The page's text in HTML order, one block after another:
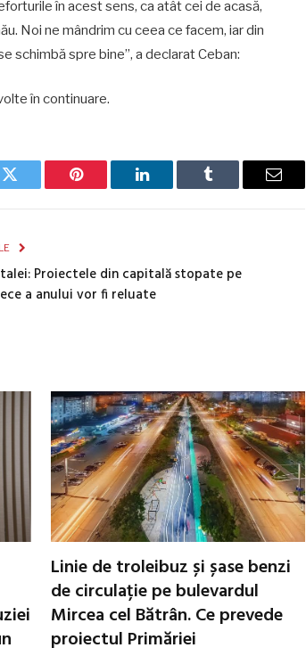
în acest sens, ca atât cei de acasă,
Noi ne mândrim cu ceea ce facem, iar din
schimbă spre bine”, a declarat Ceban:
în continuare.
Twitter Pinterest LinkedIn Tumblr Email
Proiectele din capitală stopate pe
a anului vor fi reluate
Linie de troleibuz și șase benzi
de circulație pe bulevardul
Mircea cel Bătrân. Ce prevede
proiectul Primăriei